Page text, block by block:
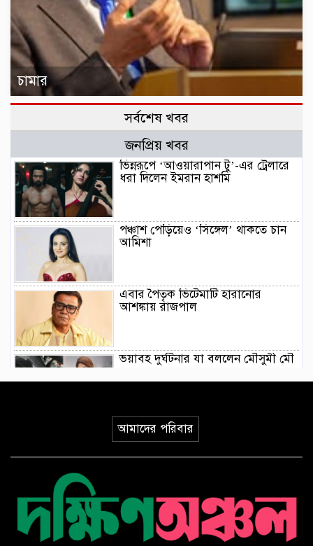
চামার
সর্বশেষ খবর
জনপ্রিয় খবর
ভিন্নরূপে ‘আওয়ারাপান টু’-এর ট্রেলারে
ধরা দিলেন ইমরান হাশমি
পঞ্চাশ পেড়িয়েও ‘সিঙ্গেল’ থাকতে চান
আমিশা
এবার পৈতৃক ভিটেমাটি হারানোর
আশঙ্কায় রাজপাল
ভয়াবহ দুর্ঘটনার যা বললেন মৌসুমী মৌ
নতুন গান নিয়ে ফিরলেন ফাহমিদা নবী
‘মালিক’
আমাদের পরিবার